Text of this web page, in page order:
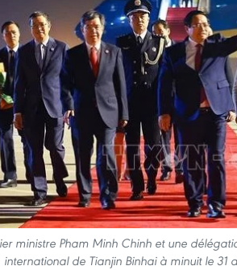
ministre Pham Minh Chinh et une
international de Tianjin Binhai à minuit le 31